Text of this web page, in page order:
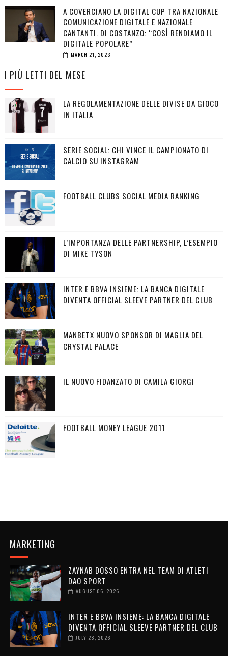
A COVERCIANO LA DIGITAL CUP TRA NAZIONALE
COMUNICAZIONE DIGITALE E NAZIONALE
CANTANTI. DI COSTANZO: “COSÌ RENDIAMO IL
DIGITALE POPOLARE”
MARCH 21, 2023
I PIÙ LETTI DEL MESE
LA REGOLAMENTAZIONE DELLE DIVISE DA GIOCO
IN ITALIA
SERIE SOCIAL: CHI VINCE IL CAMPIONATO DI
CALCIO SU INSTAGRAM
FOOTBALL CLUBS SOCIAL MEDIA RANKING
L’IMPORTANZA DELLE PARTNERSHIP, L’ESEMPIO
DI MIKE TYSON
INTER E BBVA INSIEME: LA BANCA DIGITALE
DIVENTA OFFICIAL SLEEVE PARTNER DEL CLUB
MANBETX NUOVO SPONSOR DI MAGLIA DEL
CRYSTAL PALACE
IL NUOVO FIDANZATO DI CAMILA GIORGI
FOOTBALL MONEY LEAGUE 2011
MARKETING
ZAYNAB DOSSO ENTRA NEL TEAM DI ATLETI
DAO SPORT
AUGUST 06, 2026
INTER E BBVA INSIEME: LA BANCA DIGITALE
DIVENTA OFFICIAL SLEEVE PARTNER DEL CLUB
JULY 28, 2026